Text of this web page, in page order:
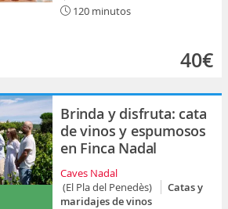
120 minutos
40€
Brinda y disfruta: cata
de vinos y espumosos
en Finca Nadal
Caves Nadal
(El Pla del Penedès)
Catas y
maridajes de vinos